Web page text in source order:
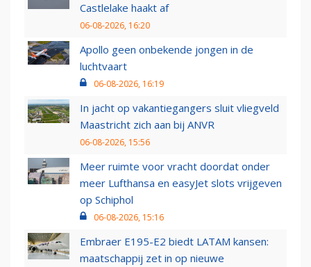
Castlelake haakt af
06-08-2026, 16:20
Apollo geen onbekende jongen in de
luchtvaart
06-08-2026, 16:19
In jacht op vakantiegangers sluit vliegveld
Maastricht zich aan bij ANVR
06-08-2026, 15:56
Meer ruimte voor vracht doordat onder
meer Lufthansa en easyJet slots vrijgeven
op Schiphol
06-08-2026, 15:16
Embraer E195-E2 biedt LATAM kansen:
maatschappij zet in op nieuwe